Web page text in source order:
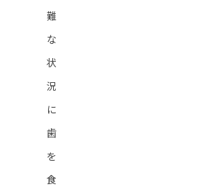
難
な
状
況
に
歯
を
食